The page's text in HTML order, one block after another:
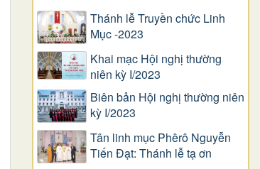
Thánh lễ Truyền chức Linh
Mục -2023
Khai mạc Hội nghị thường
niên kỳ I/2023
Biên bản Hội nghị thường niên
kỳ I/2023
Tân linh mục Phêrô Nguyễn
Tiến Đạt: Thánh lễ tạ ơn